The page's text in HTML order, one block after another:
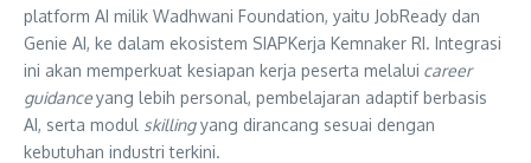
platform AI milik Wadhwani Foundation, yaitu JobReady dan
Genie AI, ke dalam ekosistem SIAPKerja Kemnaker RI. Integrasi
ini akan memperkuat kesiapan kerja peserta melalui career
guidanceyang lebih personal, pembelajaran adaptif berbasis
AI, serta modul skillingyang dirancang sesuai dengan
kebutuhan industri terkini.